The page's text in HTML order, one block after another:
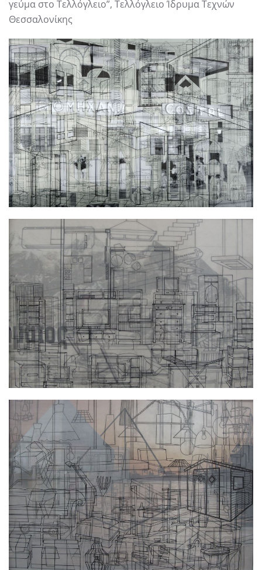
γεύµα στο Τελλόγλειο”, Τελλόγλειο Ίδρυµα Τεχνών
Θεσσαλονίκης
Αντικειμενικότητα No 8
Αντικειμενικότητα No 28
Αντικειμενικότητα No 29